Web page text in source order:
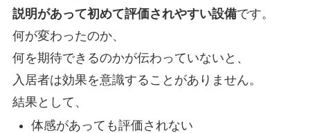
説明があって初めて評価されやすい設備です。
何が変わったのか、
何を期待できるのかが伝わっていないと、
入居者は効果を意識することがありません。
結果として、
体感があっても評価されない